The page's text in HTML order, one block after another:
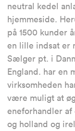
neutral kedel
hjemmeside.
på 1500 kunder
en lille indsat er
Sælger pt. i
England. har en
virksomheden
være muligt at
eneforhandler
og holland og